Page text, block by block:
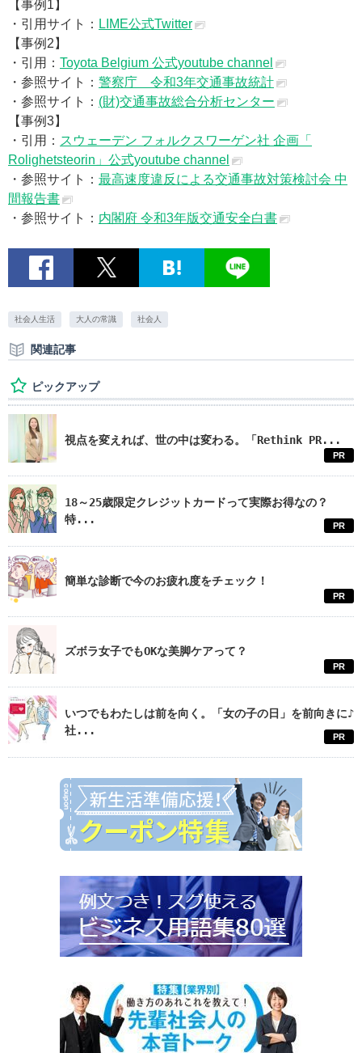
【事例1】
・引用サイト： LIME公式Twitter
【事例2】
・引用： Toyota Belgium 公式youtube channel
・参照サイト： 警察庁 令和3年交通事故統計
・参照サイト： (財)交通事故総合分析センター
【事例3】
・引用： スウェーデン フォルクスワーゲン社 企画「
Rolighetsteorin」公式youtube channel
・参照サイト： 最高速度違反による交通事故対策検討会 中
間報告書
・参照サイト： 内閣府 令和3年版交通安全白書
社会人生活 大人の常識 社会人
関連記事
ピックアップ
視点を変えれば、世の中は変わる。「Rethink PR...
PR
18～25歳限定クレジットカードって実際お得なの？
特...
PR
簡単な診断で今のお疲れ度をチェック！
PR
ズボラ女子でもOKな美脚ケアって？
PR
いつでもわたしは前を向く。「女の子の日」を前向きに♪
社...
PR